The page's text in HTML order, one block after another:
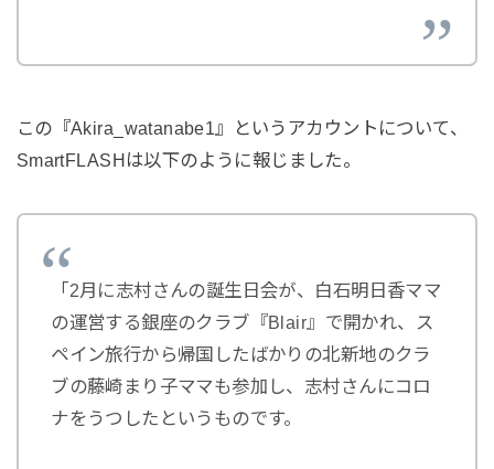
この『Akira_watanabe1』というアカウントについて、
SmartFLASHは以下のように報じました。
「2月に志村さんの誕生日会が、白石明日香ママ
の運営する銀座のクラブ『Blair』で開かれ、ス
ペイン旅行から帰国したばかりの北新地のクラ
ブの藤崎まり子ママも参加し、志村さんにコロ
ナをうつしたというものです。